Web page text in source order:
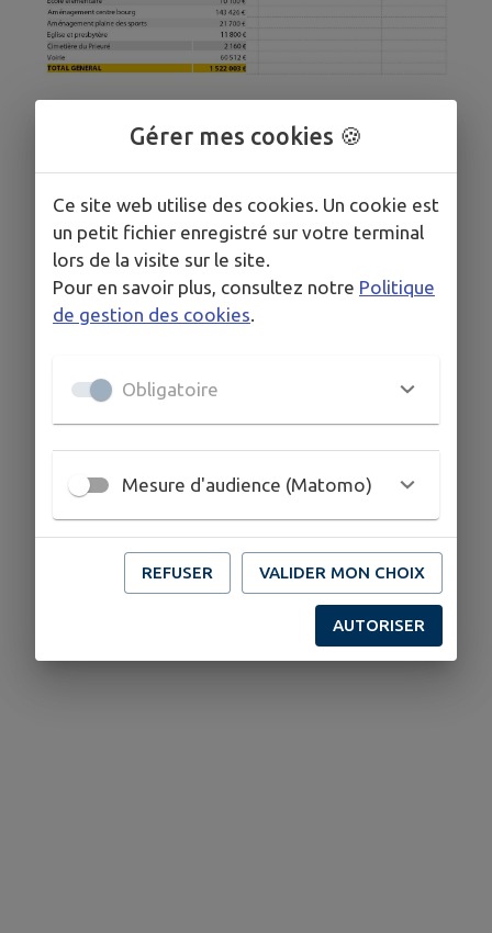
Gérer mes cookies 🍪
Ce site web utilise des cookies. Un cookie est
un petit fichier enregistré sur votre terminal
lors de la visite sur le site.
Pour en savoir plus, consultez notre Politique
de gestion des cookies
Obligatoire
Mesure d'audience (Matomo)
REFUSER VALIDER MON CHOIX
AUTORISER